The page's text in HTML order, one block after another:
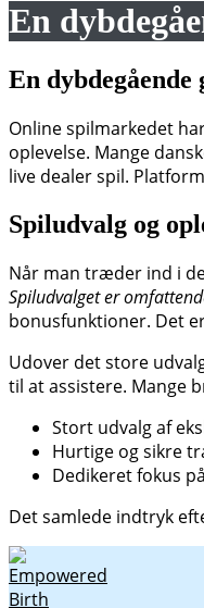
En
En dybdegående
Online spilmarkedet
oplevelse. Mange
live dealer spil.
Spiludvalg og
Når man træder ind i
Spiludvalget er
bonusfunktioner. Det
Udover det store
til at assistere. Mange
Stort udvalg af
Hurtige og sikre
Dedikeret fokus
Det samlede indtryk